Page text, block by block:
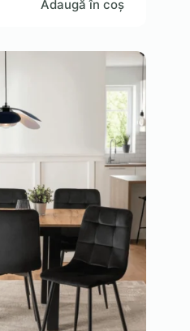
Adaugă în coș